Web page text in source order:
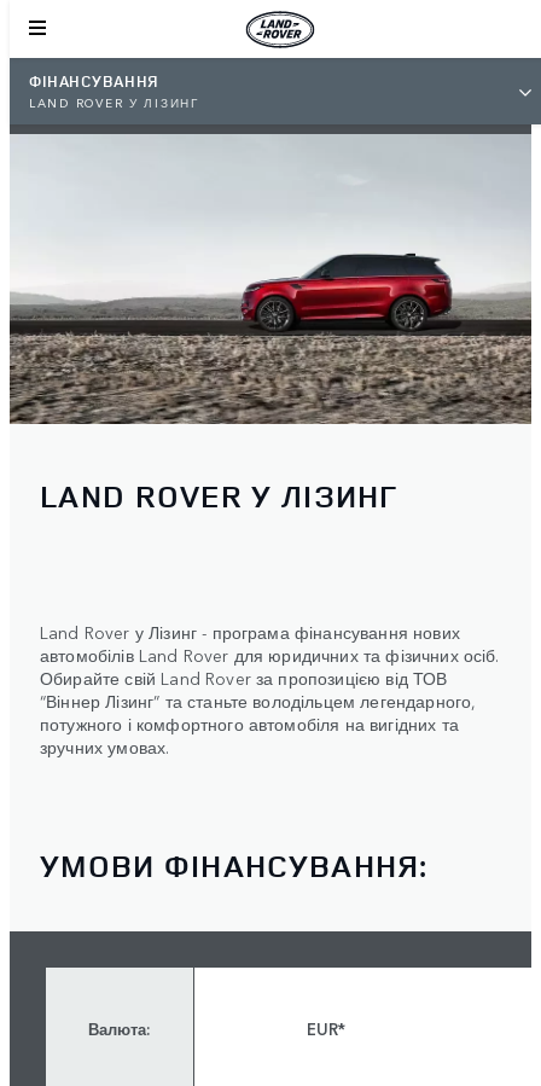
ФІНАНСУВАННЯ
LAND ROVER У ЛІЗИНГ
LAND ROVER У ЛІЗИНГ
Land Rover у Лізинг - програма фінансування нових
автомобілів Land Rover для юридичних та фізичних осіб.
Обирайте свій Land Rover за пропозицією від ТОВ
“Віннер Лізинг” та станьте володільцем легендарного,
потужного і комфортного автомобіля на вигідних та
зручних умовах.
УМОВИ ФІНАНСУВАННЯ:
Валюта: EUR*